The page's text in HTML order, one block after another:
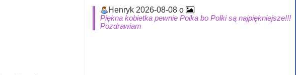
Henryk 2026-08-08 o
Piękna kobietka pewnie Polka bo Polki są najpiękniejsze!!!
Pozdrawiam